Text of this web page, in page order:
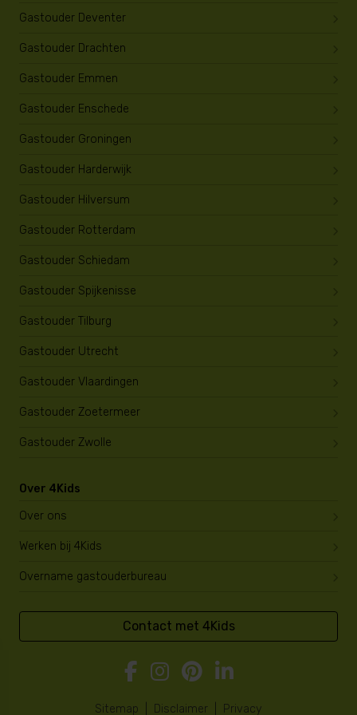
Gastouder Deventer
Gastouder Drachten
Gastouder Emmen
Gastouder Enschede
Gastouder Groningen
Gastouder Harderwijk
Gastouder Hilversum
Gastouder Rotterdam
Gastouder Schiedam
Gastouder Spijkenisse
Gastouder Tilburg
Gastouder Utrecht
Gastouder Vlaardingen
Gastouder Zoetermeer
Gastouder Zwolle
Over 4Kids
Over ons
Werken bij 4Kids
Overname gastouderbureau
Contact met 4Kids
Sitemap Disclaimer Privacy